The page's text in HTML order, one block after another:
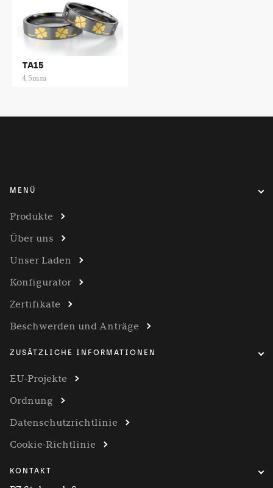
TA15
4.5mm
MENÜ
Produkte
Über uns
Unser Laden
Konfigurator
Zertifikate
Beschwerden und Anträge
ZUSÄTZLICHE INFORMATIONEN
EU-Projekte
Ordnung
Datenschutzrichtlinie
Cookie-Richtlinie
KONTAKT